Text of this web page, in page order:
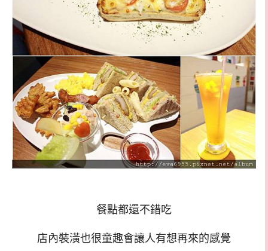
餐點都還不錯吃
店內裝潢也很童趣會讓人有想再來的感覺